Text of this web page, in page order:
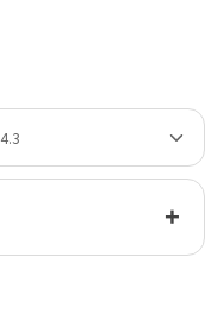
4.3
+